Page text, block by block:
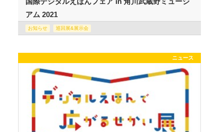
アム 2021
お知らせ 巡回展&展示会
ニュース